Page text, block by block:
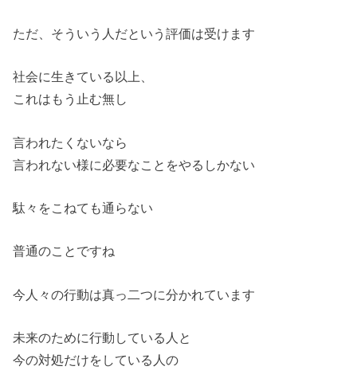
ただ、そういう人だという評価は受けます
社会に生きている以上、
これはもう止む無し
言われたくないなら
言われない様に必要なことをやるしかない
駄々をこねても通らない
普通のことですね
今人々の行動は真っ二つに分かれています
未来のために行動している人と
今の対処だけをしている人の